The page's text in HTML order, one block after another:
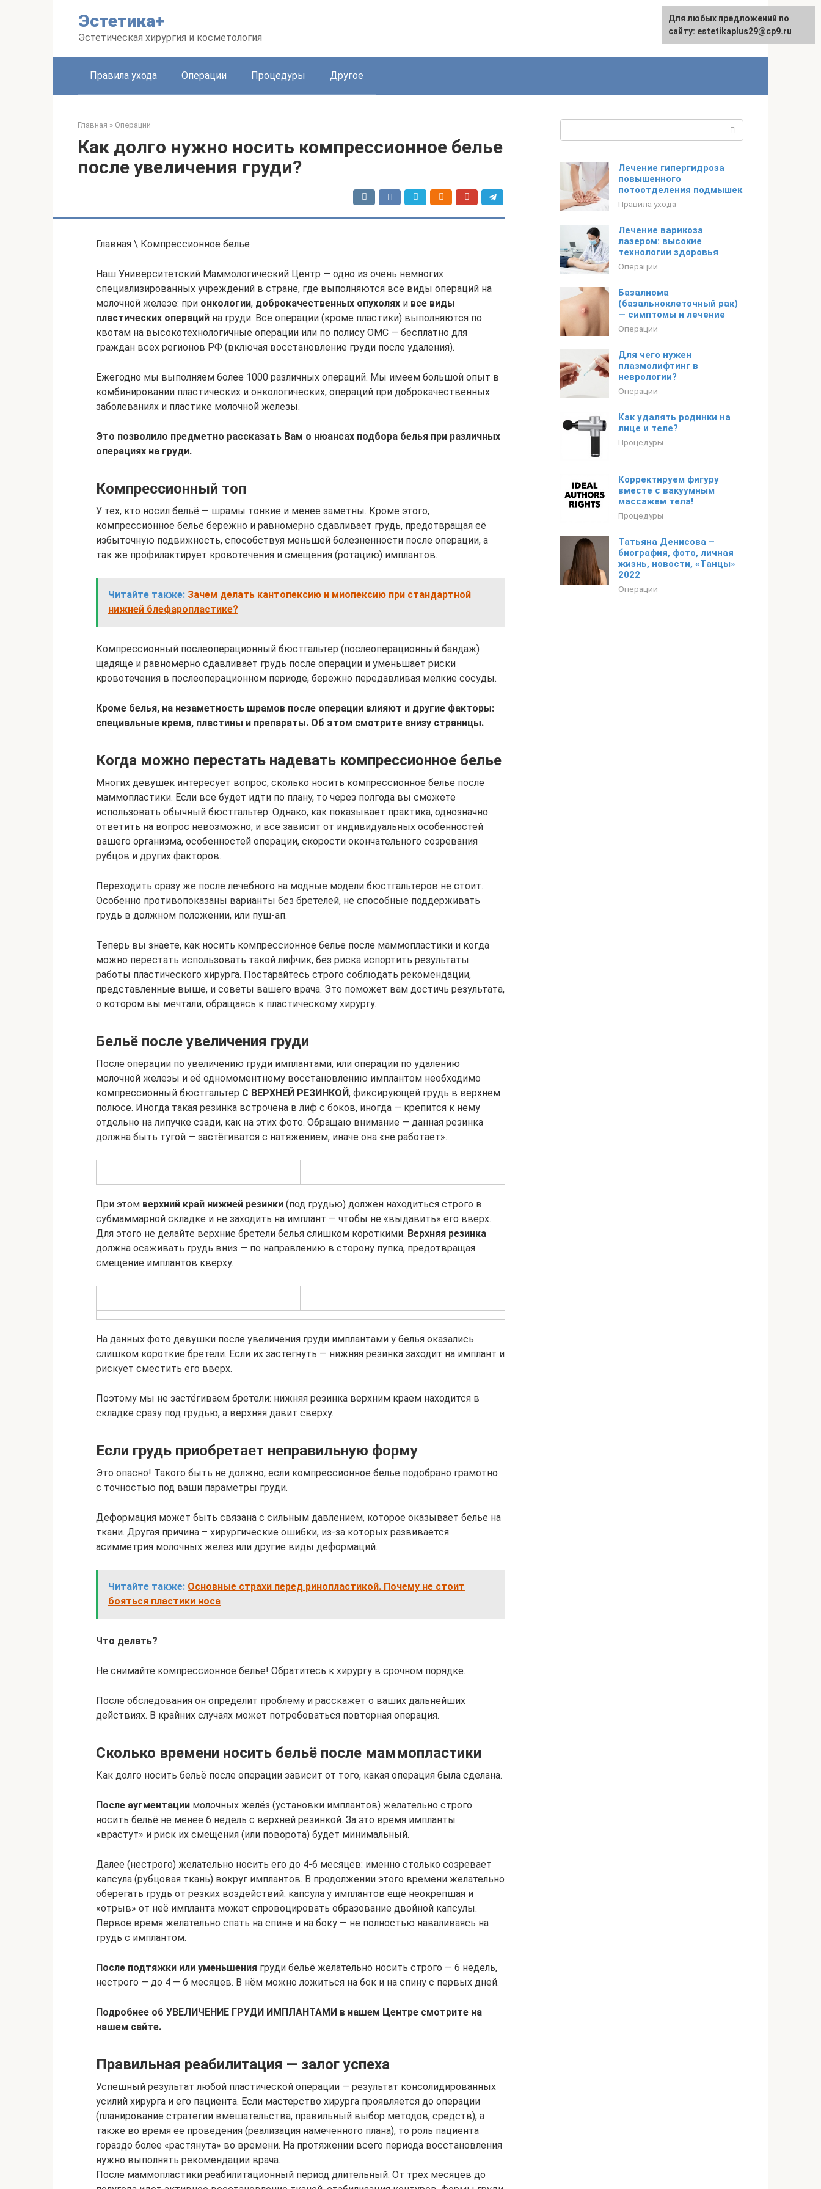
Эстетика+
Эстетическая хирургия и косметология
Правила ухода Операции Процедуры Другое
Главная » Операции
Как долго нужно носить компрессионное белье
после увеличения груди?
Главная \ Компрессионное белье
Наш Университетский Маммологический Центр — одно из очень немногих
специализированных учреждений в стране, где выполняются все виды операций на
молочной железе: при онкологии, доброкачественных опухолях и все виды
пластических операций на груди. Все операции (кроме пластики) выполняются по
квотам на высокотехнологичные операции или по полису ОМС — бесплатно для
граждан всех регионов РФ (включая восстановление груди после удаления).
Ежегодно мы выполняем более 1000 различных операций. Мы имеем большой опыт в
комбинировании пластических и онкологических, операций при доброкачественных
заболеваниях и пластике молочной железы.
Это позволило предметно рассказать Вам о нюансах подбора белья при различных
операциях на груди.
Компрессионный топ
У тех, кто носил бельё — шрамы тонкие и менее заметны. Кроме этого,
компрессионное бельё бережно и равномерно сдавливает грудь, предотвращая её
избыточную подвижность, способствуя меньшей болезненности после операции, а
так же профилактирует кровотечения и смещения (ротацию) имплантов.
Читайте также: Зачем делать кантопексию и миопексию при стандартной
нижней блефаропластике?
Компрессионный послеоперационный бюстгальтер (послеоперационный бандаж)
щадяще и равномерно сдавливает грудь после операции и уменьшает риски
кровотечения в послеоперационном периоде, бережно передавливая мелкие сосуды.
Кроме белья, на незаметность шрамов после операции влияют и другие факторы:
специальные крема, пластины и препараты. Об этом смотрите внизу страницы.
Когда можно перестать надевать компрессионное белье
Многих девушек интересует вопрос, сколько носить компрессионное белье после
маммопластики. Если все будет идти по плану, то через полгода вы сможете
использовать обычный бюстгальтер. Однако, как показывает практика, однозначно
ответить на вопрос невозможно, и все зависит от индивидуальных особенностей
вашего организма, особенностей операции, скорости окончательного созревания
рубцов и других факторов.
Переходить сразу же после лечебного на модные модели бюстгальтеров не стоит.
Особенно противопоказаны варианты без бретелей, не способные поддерживать
грудь в должном положении, или пуш-ап.
Теперь вы знаете, как носить компрессионное белье после маммопластики и когда
можно перестать использовать такой лифчик, без риска испортить результаты
работы пластического хирурга. Постарайтесь строго соблюдать рекомендации,
представленные выше, и советы вашего врача. Это поможет вам достичь результата,
о котором вы мечтали, обращаясь к пластическому хирургу.
Бельё после увеличения груди
После операции по увеличению груди имплантами, или операции по удалению
молочной железы и её одномоментному восстановлению имплантом необходимо
компрессионный бюстгальтер С ВЕРХНЕЙ РЕЗИНКОЙ, фиксирующей грудь в верхнем
полюсе. Иногда такая резинка встрочена в лиф с боков, иногда — крепится к нему
отдельно на липучке сзади, как на этих фото. Обращаю внимание — данная резинка
должна быть тугой — застёгиватся с натяжением, иначе она «не работает».
При этом верхний край нижней резинки (под грудью) должен находиться строго в
субмаммарной складке и не заходить на имплант — чтобы не «выдавить» его вверх.
Для этого не делайте верхние бретели белья слишком короткими. Верхняя резинка
должна осаживать грудь вниз — по направлению в сторону пупка, предотвращая
смещение имплантов кверху.
На данных фото девушки после увеличения груди имплантами у белья оказались
слишком короткие бретели. Если их застегнуть — нижняя резинка заходит на имплант и
рискует сместить его вверх.
Поэтому мы не застёгиваем бретели: нижняя резинка верхним краем находится в
складке сразу под грудью, а верхняя давит сверху.
Если грудь приобретает неправильную форму
Это опасно! Такого быть не должно, если компрессионное белье подобрано грамотно
с точностью под ваши параметры груди.
Деформация может быть связана с сильным давлением, которое оказывает белье на
ткани. Другая причина – хирургические ошибки, из-за которых развивается
асимметрия молочных желез или другие виды деформаций.
Читайте также: Основные страхи перед ринопластикой. Почему не стоит
бояться пластики носа
Что делать?
Не снимайте компрессионное белье! Обратитесь к хирургу в срочном порядке.
После обследования он определит проблему и расскажет о ваших дальнейших
действиях. В крайних случаях может потребоваться повторная операция.
Сколько времени носить бельё после маммопластики
Как долго носить бельё после операции зависит от того, какая операция была сделана.
После аугментации молочных желёз (установки имплантов) желательно строго
носить бельё не менее 6 недель с верхней резинкой. За это время импланты
«врастут» и риск их смещения (или поворота) будет минимальный.
Далее (нестрого) желательно носить его до 4-6 месяцев: именно столько созревает
капсула (рубцовая ткань) вокруг имплантов. В продолжении этого времени желательно
оберегать грудь от резких воздействий: капсула у имплантов ещё неокрепшая и
«отрыв» от неё импланта может спровоцировать образование двойной капсулы.
Первое время желательно спать на спине и на боку — не полностью наваливаясь на
грудь с имплантом.
После подтяжки или уменьшения груди бельё желательно носить строго — 6 недель,
нестрого — до 4 — 6 месяцев. В нём можно ложиться на бок и на спину с первых дней.
Подробнее об УВЕЛИЧЕНИЕ ГРУДИ ИМПЛАНТАМИ в нашем Центре смотрите на
нашем сайте.
Правильная реабилитация — залог успеха
Успешный результат любой пластической операции — результат консолидированных
усилий хирурга и его пациента. Если мастерство хирурга проявляется до операции
(планирование стратегии вмешательства, правильный выбор методов, средств), а
также во время ее проведения (реализация намеченного плана), то роль пациента
гораздо более «растянута» во времени. На протяжении всего периода восстановления
нужно выполнять рекомендации врача.
После маммопластики реабилитационный период длительный. От трех месяцев до
Лечение гипергидроза
повышенного
потоотделения подмышек
Правила ухода
Лечение варикоза
лазером: высокие
технологии здоровья
Операции
Базалиома
(базальноклеточный рак)
— симптомы и лечение
Операции
Для чего нужен
плазмолифтинг в
неврологии?
Операции
Как удалять родинки на
лице и теле?
Процедуры
Корректируем фигуру
вместе с вакуумным
массажем тела!
Процедуры
Татьяна Денисова –
биография, фото, личная
жизнь, новости, «Танцы»
2022
Операции
Для любых предложений по
сайту: estetikaplus29@cp9.ru